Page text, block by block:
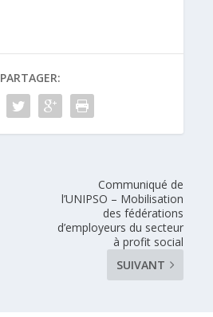
PARTAGER:
Communiqué de
l’UNIPSO – Mobilisation
des fédérations
d’employeurs du secteur
à profit social
SUIVANT